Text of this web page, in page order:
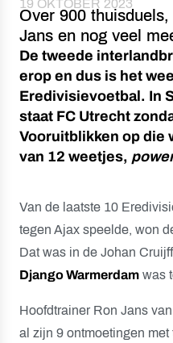
19 OKTOBER 2023
Over 900
Jans en nog veel
De tweede
erop en dus is het
Eredivisievoetbal. In
staat FC Utrecht
Vooruitblikken op die
van 12 weetjes,
Van de laatste 10
tegen Ajax speelde, won
Dat was in de Johan
Django Warmerdam was
Hoofdtrainer Ron Jans
al zijn 9 ontmoetingen